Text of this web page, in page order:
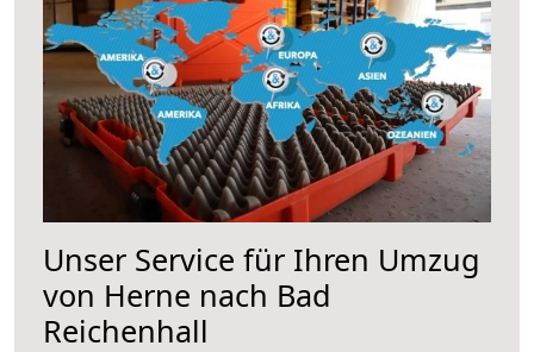
Unser Service für Ihren Umzug
von Herne nach Bad
Reichenhall